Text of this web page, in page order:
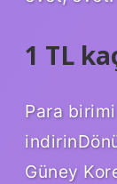
1 TL
Para
Güney